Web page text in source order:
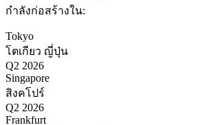
กำลังก่อสร้างใน:
Tokyo
โตเกียว ญี่ปุ่น
Q2 2026
Singapore
สิงคโปร์
Q2 2026
Frankfurt